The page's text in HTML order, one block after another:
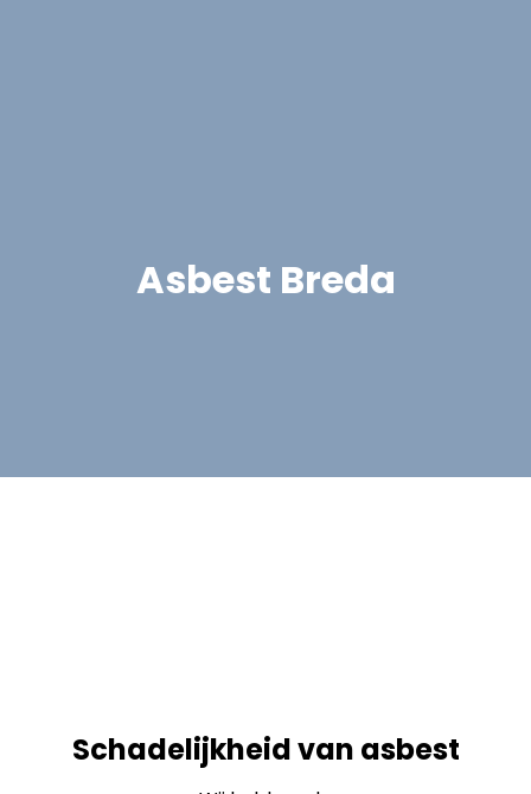
Asbest Breda
Schadelijkheid van asbest